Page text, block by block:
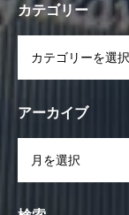
カテゴリー
アーカイブ